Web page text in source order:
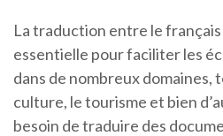
La traduction entre le
essentielle pour faciliter les
dans de nombreux domaines,
culture, le tourisme et bien
besoin de traduire des